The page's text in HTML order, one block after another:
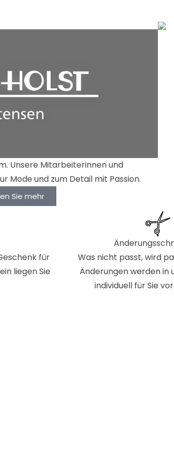
Unsere Mitarbeiterinnen und
Mode und zum Detail mit Passion.
Sie mehr
für
liegen Sie
Was nicht passt, wird
Änderungen werden in
individuell für Sie